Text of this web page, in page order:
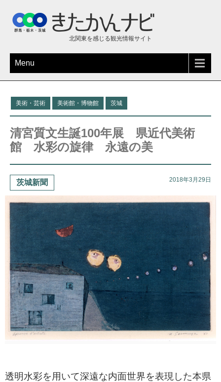
北関東を感じる観光情報サイト
Menu
美術・芸術 美術館・博物館 茨城
清宮質文生誕100年展 県近代美術
館 水彩の旋律 永遠の美
茨城新聞 2018年3月29日
透明水彩を用いて深遠な内面世界を表現した本県